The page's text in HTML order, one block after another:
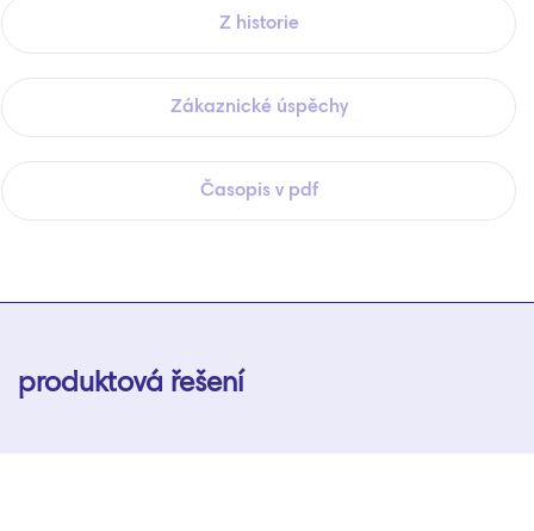
Z historie
Zákaznické úspěchy
Časopis v pdf
produktová řešení